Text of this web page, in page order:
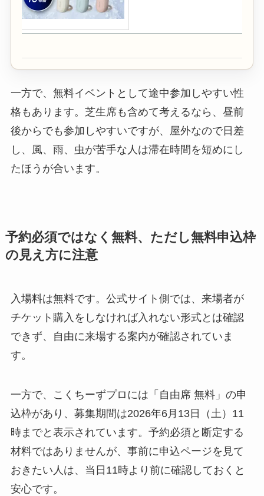
一方で、無料イベントとして途中参加しやすい性
格もあります。芝生席も含めて考えるなら、昼前
後からでも参加しやすいですが、屋外なので日差
し、風、雨、虫が苦手な人は滞在時間を短めにし
たほうが合います。
予約必須ではなく無料、ただし無料申込枠
の見え方に注意
入場料は無料です。公式サイト側では、来場者が
チケット購入をしなければ入れない形式とは確認
できず、自由に来場する案内が確認されていま
す。
一方で、こくちーずプロには「自由席 無料」の申
込枠があり、募集期間は2026年6月13日（土）11
時までと表示されています。予約必須と断定する
材料ではありませんが、事前に申込ページを見て
おきたい人は、当日11時より前に確認しておくと
安心です。